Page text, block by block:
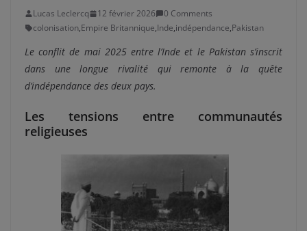
Lucas Leclercq 12 février 2026
0 Comments
colonisation,Empire Britannique,Inde,indépendance,Pakistan
Le conflit de mai 2025 entre l’Inde et le Pakistan s’inscrit
dans une longue rivalité qui remonte à la quête
d’indépendance des deux pays.
Les tensions entre communautés
religieuses